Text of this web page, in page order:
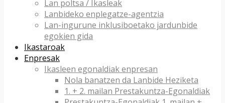
Lan poltsa / Ikasleak
Lanbideko enplegatze-agentzia
Lan-ingurune inklusiboetako jardunbide
egokien gida
Ikastaroak
Enpresak
Ikasleen egonaldiak enpresan
Nola banatzen da Lanbide Heziketa
1. + 2. mailan Prestakuntza-Egonaldiak